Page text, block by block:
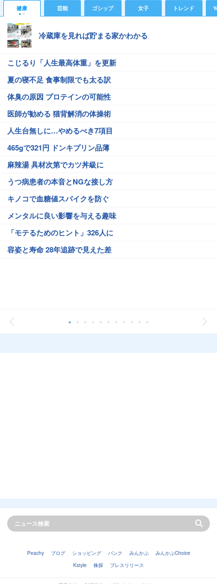
健康 芸能 ゴシップ 女子 トレンド
冷蔵庫を見れば貯まる家かわかる
こじるり「人生最高体重」を更新
夏の寝不足 食事制限でも太る訳
体臭の原因 プロテインの可能性
医師が勧める 猫背解消の体操術
人生台無しに…やめるべき7項目
465gで321円 ドンキプリン品薄
麻辣湯 具材次第でカツ丼級に
うつ病患者の本音とNGな接し方
キノコで血糖値スパイクを防ぐ
メンタルに良い影響を与える趣味
「モテるためのヒント」326人に
容姿と寿命 28年追跡で見えた差
Peachy ブログ ショッピング バンク みんかぶ
みんかぶChoice
Kstyle
株探 プレスリリース